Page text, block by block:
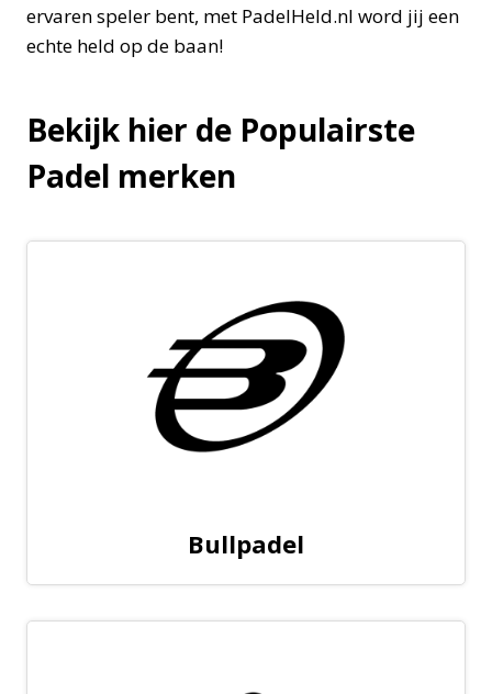
ervaren speler bent, met PadelHeld.nl word jij een
echte held op de baan!
Bekijk hier de Populairste
Padel merken
Bullpadel